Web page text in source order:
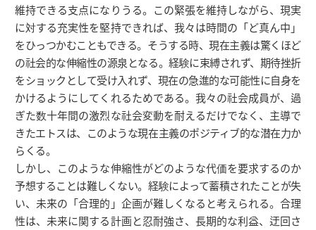
維持できる支点になりうる。この緊張を維持しながら、現実
に対する充実性を堅持できれば、我々は時間の「ど真ん中」
をひっつかむこともできる。そうする時、現在主義は驚くほど
の社会的な伸縮性の源泉となる。経験に束縛されず、期待挫折
をショックとして受け入れず、現在の急進的な可能性に自身を
かけるようにしてくれるためである。我々の社会成員が、過
ぎた数十年間の激烈な社会変動を耐えるだけでなく、主導で
きたエトスは、このような現在主義のポジティブ的な潜在力か
らくる。
しかし、このような伸縮性がどのような代価を要求するのか
予想することは難しくない。経験によって蓄積されたことが失
い、未来の「合理的」企画が難しくなると考えられる。合理
性は、未来に関する計画と忍耐強さ、長期的な利益、迂回さ